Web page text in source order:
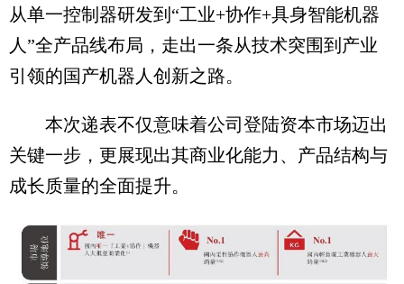
从单一控制器研发到“工业+协作+具身智能机器
人”全产品线布局，走出一条从技术突围到产业
引领的国产机器人创新之路。
本次递表不仅意味着公司登陆资本市场迈出
关键一步，更展现出其商业化能力、产品结构与
成长质量的全面提升。